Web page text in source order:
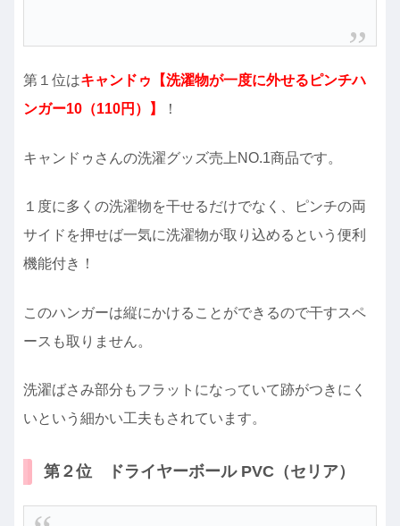
第１位はキャンドゥ【洗濯物が一度に外せるピンチハ
ンガー10（110円）】
！
キャンドゥさんの洗濯グッズ売上NO.1商品です。
１度に多くの洗濯物を干せるだけでなく、ピンチの両
サイドを押せば一気に洗濯物が取り込めるという便利
機能付き！
このハンガーは縦にかけることができるので干すスペ
ースも取りません。
洗濯ばさみ部分もフラットになっていて跡がつきにく
いという細かい工夫もされています。
第２位 ドライヤーボール PVC（セリア）